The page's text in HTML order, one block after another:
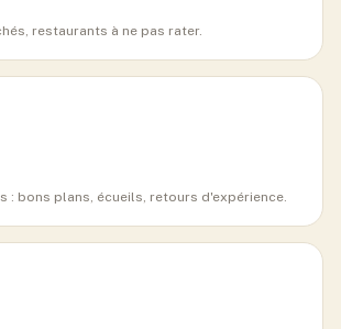
restaurants à ne pas rater.
: bons plans, écueils, retours d'expérience.